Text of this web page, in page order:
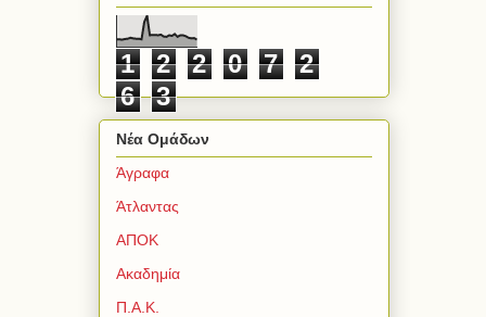
1 2 2 0 7
2
6
3
Νέα Ομάδων
Άγραφα
Άτλαντας
ΑΠΟΚ
Ακαδημία
Π.Α.Κ.